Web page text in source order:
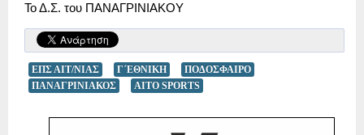
Το Δ.Σ. του ΠΑΝΑΓΡΙΝΙΑΚΟΥ
ΕΠΣ ΑΙΤ/ΝΙΑΣ Γ΄ΕΘΝΙΚΗ
ΠΟΔΟΣΦΑΙΡΟ
ΠΑΝΑΓΡΙΝΙΑΚΟΣ
AITO SPORTS